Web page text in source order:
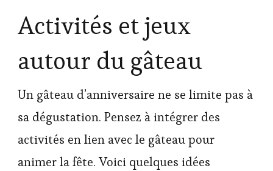
Activités et jeux
autour du gâteau
Un gâteau d’anniversaire ne se limite pas à
sa dégustation. Pensez à intégrer des
activités en lien avec le gâteau pour
animer la fête. Voici quelques idées